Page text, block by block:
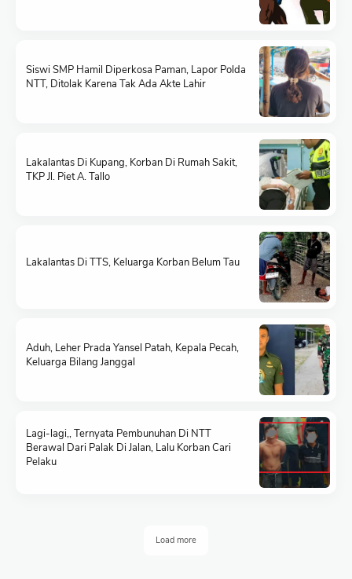
Siswi SMP Hamil Diperkosa Paman, Lapor Polda
NTT, Ditolak Karena Tak Ada Akte Lahir
Lakalantas Di Kupang, Korban Di Rumah Sakit,
TKP Jl. Piet A. Tallo
Lakalantas Di TTS, Keluarga Korban Belum Tau
Aduh, Leher Prada Yansel Patah, Kepala Pecah,
Keluarga Bilang Janggal
Lagi-lagi,, Ternyata Pembunuhan Di NTT
Berawal Dari Palak Di Jalan, Lalu Korban Cari
Pelaku
Load more